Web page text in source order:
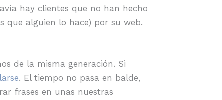
hay clientes que no han hecho
que alguien lo hace) por su web.
de la misma generación. Si
. El tiempo no pasa en balde,
frases en unas nuestras